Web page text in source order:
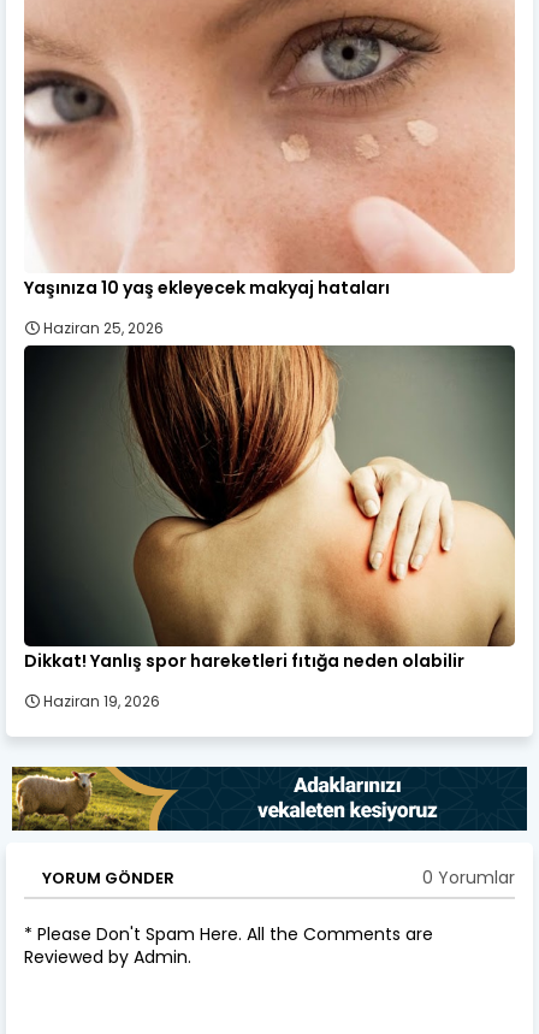
Yaşınıza 10 yaş ekleyecek makyaj hataları
Haziran 25, 2026
Dikkat! Yanlış spor hareketleri fıtığa neden olabilir
Haziran 19, 2026
YORUM GÖNDER 0 Yorumlar
* Please Don't Spam Here. All the Comments are
Reviewed by Admin.